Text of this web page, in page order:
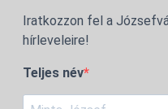
Iratkozzon fel a
hírleveleire!
Teljes név